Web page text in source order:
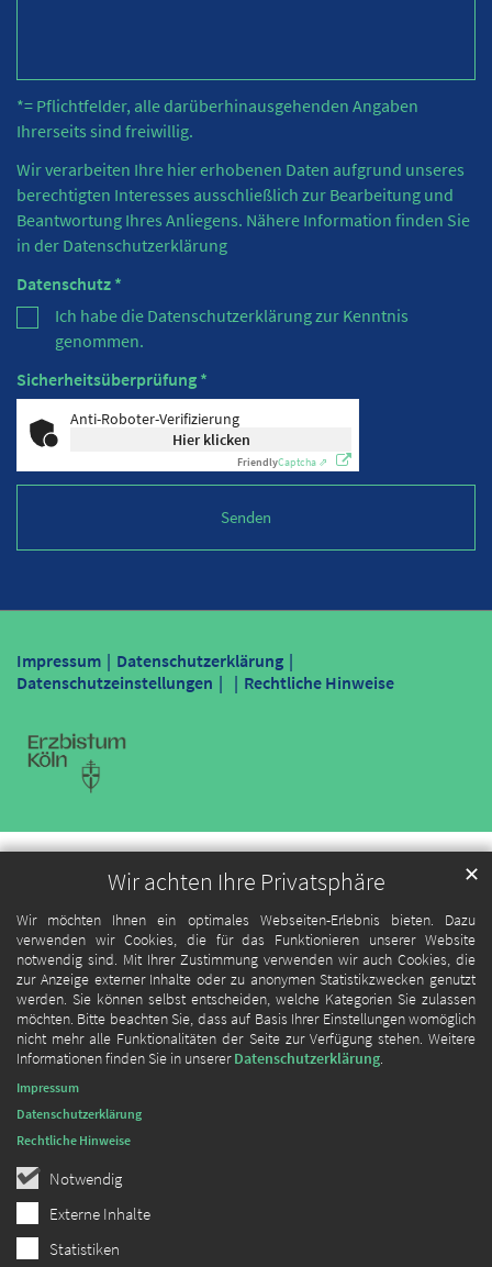
Wir achten Ihre Privatsphäre
Wir möchten Ihnen ein optimales Webseiten-Erlebnis bieten. Dazu
verwenden wir Cookies, die für das Funktionieren unserer Website
notwendig sind. Mit Ihrer Zustimmung verwenden wir auch Cookies, die
zur Anzeige externer Inhalte oder zu anonymen Statistikzwecken genutzt
werden. Sie können selbst entscheiden, welche Kategorien Sie zulassen
möchten. Bitte beachten Sie, dass auf Basis Ihrer Einstellungen womöglich
nicht mehr alle Funktionalitäten der Seite zur Verfügung stehen. Weitere
Informationen finden Sie in unsererDatenschutzerklärung.
Notwendig
Externe Inhalte
Statistiken
✕
Impressum
Datenschutzerklärung
Rechtliche Hinweise
*= Pflichtfelder, alle darüberhinausgehenden Angaben
Ihrerseits sind freiwillig.
Wir verarbeiten Ihre hier erhobenen Daten aufgrund unseres
berechtigten Interesses ausschließlich zur Bearbeitung und
Beantwortung Ihres Anliegens. Nähere Information finden Sie
in der Datenschutzerklärung
Datenschutz *
Ich habe die Datenschutzerklärung zur Kenntnis
genommen.
Sicherheitsüberprüfung *
Anti-Roboter-Verifizierung
Hier klicken
FriendlyCaptcha ⇗
Impressum
Datenschutzerklärung
Datenschutzeinstellungen
Rechtliche Hinweise